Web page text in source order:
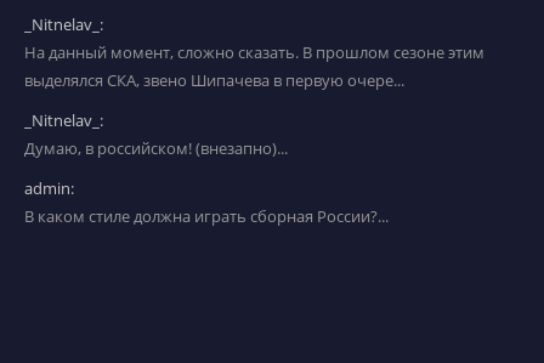
_Nitnelav_:
На данный момент, сложно сказать. В прошлом сезоне этим
выделялся СКА, звено Шипачева в первую очере...
_Nitnelav_:
Думаю, в российском! (внезапно)...
admin:
В каком стиле должна играть сборная России?...